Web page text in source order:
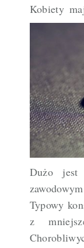
Kobiety
Dużo jest
Typowy
z